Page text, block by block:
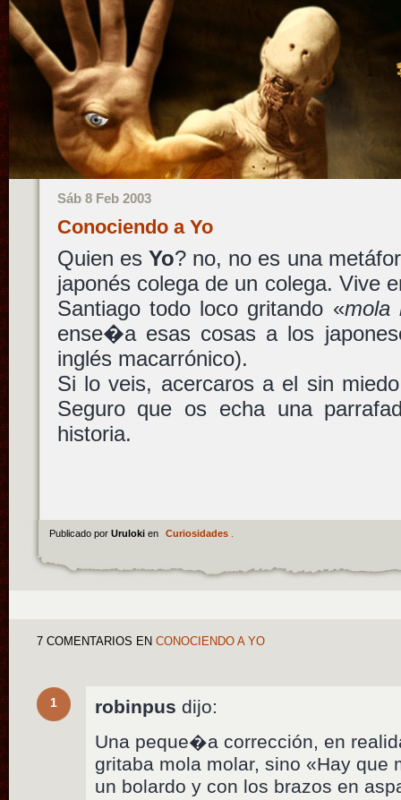
Sáb 8 Feb 2003
Conociendo a Yo
Quien es Yo? no, no es una
japonés colega de un colega. Vive
Santiago todo loco gritando «mola
ense�a esas cosas a los
inglés macarrónico).
Si lo veis, acercaros a el sin
Seguro que os echa una
historia.
Publicado por Uruloki en Curiosidades.
7 COMENTARIOS EN CONOCIENDO A YO
1 robinpus dijo:
Una peque�a corrección, en
gritaba mola molar, sino «Hay que
un bolardo y con los brazos en